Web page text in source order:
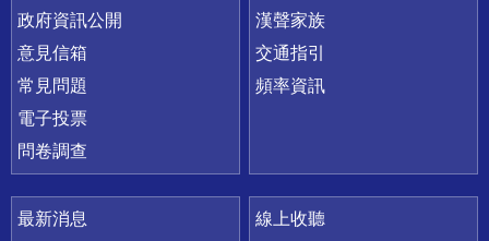
政府資訊公開
意見信箱
常見問題
電子投票
問卷調查
漢聲家族
交通指引
頻率資訊
最新消息
線上收聽